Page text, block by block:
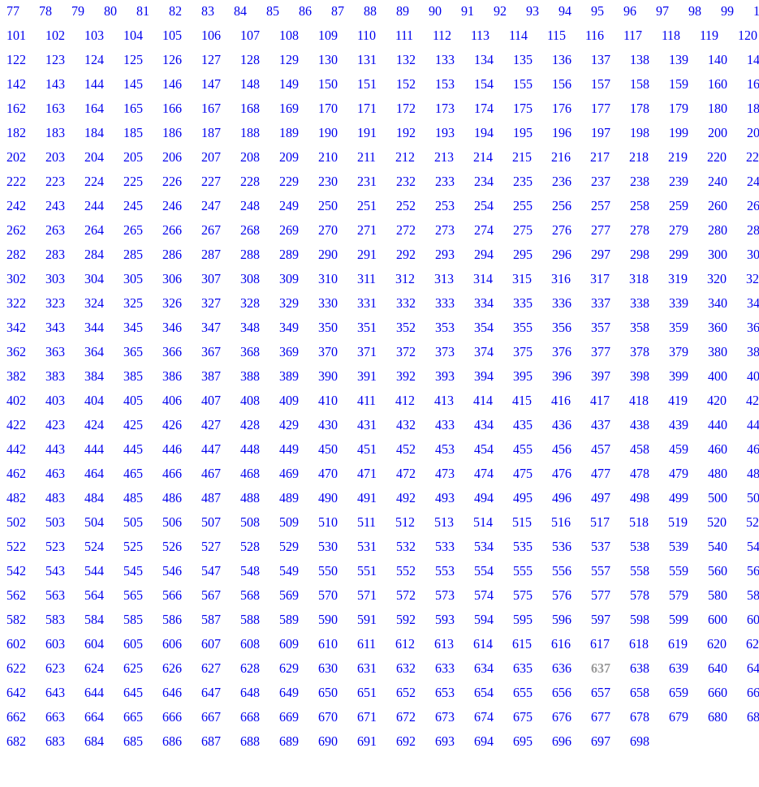
77
78 79 80 81 82 83 84 85 86 87 88 89 90 91 92 93 94 95 96 97 98 99
101
102 103 104 105 106 107 108 109 110 111 112 113 114 115 116 117 118 119 120
122
123 124 125 126 127 128 129 130 131 132 133 134 135 136 137 138 139 140
142
143 144 145 146 147 148 149 150 151 152 153 154 155 156 157 158 159 160
162
163 164 165 166 167 168 169 170 171 172 173 174 175 176 177 178 179 180
182
183 184 185 186 187 188 189 190 191 192 193 194 195 196 197 198 199 200
202
203 204 205 206 207 208 209 210 211 212 213 214 215 216 217 218 219 220
222
223 224 225 226 227 228 229 230 231 232 233 234 235 236 237 238 239 240
242
243 244 245 246 247 248 249 250 251 252 253 254 255 256 257 258 259 260
262
263 264 265 266 267 268 269 270 271 272 273 274 275 276 277 278 279 280
282
283 284 285 286 287 288 289 290 291 292 293 294 295 296 297 298 299 300
302
303 304 305 306 307 308 309 310 311 312 313 314 315 316 317 318 319 320
322
323 324 325 326 327 328 329 330 331 332 333 334 335 336 337 338 339 340
342
343 344 345 346 347 348 349 350 351 352 353 354 355 356 357 358 359 360
362
363 364 365 366 367 368 369 370 371 372 373 374 375 376 377 378 379 380
382
383 384 385 386 387 388 389 390 391 392 393 394 395 396 397 398 399 400
402
403 404 405 406 407 408 409 410 411 412 413 414 415 416 417 418 419 420
422
423 424 425 426 427 428 429 430 431 432 433 434 435 436 437 438 439 440
442
443 444 445 446 447 448 449 450 451 452 453 454 455 456 457 458 459 460
462
463 464 465 466 467 468 469 470 471 472 473 474 475 476 477 478 479 480
482
483 484 485 486 487 488 489 490 491 492 493 494 495 496 497 498 499 500
502
503 504 505 506 507 508 509 510 511 512 513 514 515 516 517 518 519 520
522
523 524 525 526 527 528 529 530 531 532 533 534 535 536 537 538 539 540
542
543 544 545 546 547 548 549 550 551 552 553 554 555 556 557 558 559 560
562
563 564 565 566 567 568 569 570 571 572 573 574 575 576 577 578 579 580
582
583 584 585 586 587 588 589 590 591 592 593 594 595 596 597 598 599 600
602
603 604 605 606 607 608 609 610 611 612 613 614 615 616 617 618 619 620
622
623 624 625 626 627 628 629 630 631 632 633 634 635 636 637 638 639 640
642
643 644 645 646 647 648 649 650 651 652 653 654 655 656 657 658 659 660
662
663 664 665 666 667 668 669 670 671 672 673 674 675 676 677 678 679 680
682
683 684 685 686 687 688 689 690 691 692 693 694 695 696 697
698